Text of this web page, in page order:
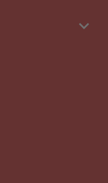
keyboard_arrow_down